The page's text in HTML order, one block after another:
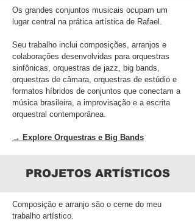
Os grandes conjuntos musicais ocupam um
lugar central na prática artística de Rafael.
Seu trabalho inclui composições, arranjos e
colaborações desenvolvidas para orquestras
sinfônicas, orquestras de jazz, big bands,
orquestras de câmara, orquestras de estúdio e
formatos híbridos de conjuntos que conectam a
música brasileira, a improvisação e a escrita
orquestral contemporânea.
→ Explore Orquestras e Big Bands
PROJETOS ARTÍSTICOS
Composição e arranjo são o cerne do meu
trabalho artístico.